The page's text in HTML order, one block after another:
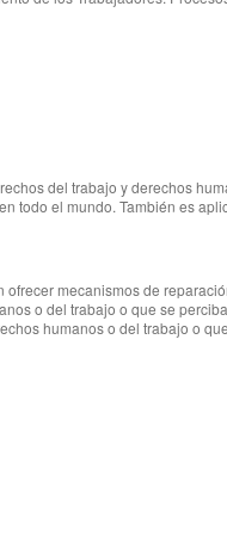
del trabajo y derechos
todo el mundo. También es
mecanismos de
o del trabajo o que se
humanos o del trabajo o